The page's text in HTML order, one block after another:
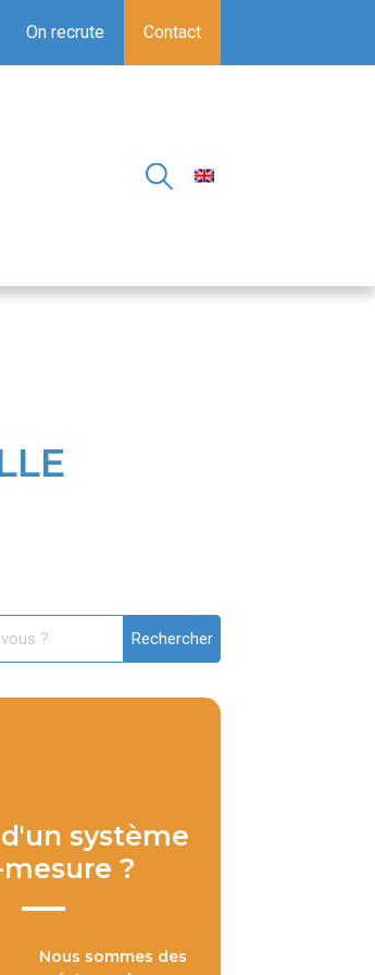
On recrute Contact
système
?
Nous sommes des